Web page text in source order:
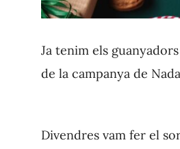
Ja tenim els
de la campanya de
Divendres vam fer el